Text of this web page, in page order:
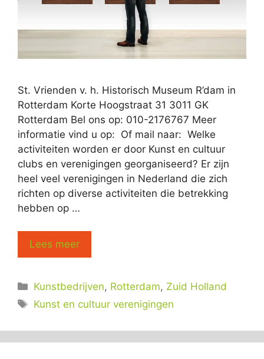
St. Vrienden v. h. Historisch Museum R’dam in
Rotterdam Korte Hoogstraat 31 3011 GK
Rotterdam Bel ons op: 010-2176767 Meer
informatie vind u op: Of mail naar: Welke
activiteiten worden er door Kunst en cultuur
clubs en verenigingen georganiseerd? Er zijn
heel veel verenigingen in Nederland die zich
richten op diverse activiteiten die betrekking
hebben op …
Lees meer
Categorieën
Kunstbedrijven, Rotterdam, Zuid Holland
Tags
Kunst en cultuur verenigingen